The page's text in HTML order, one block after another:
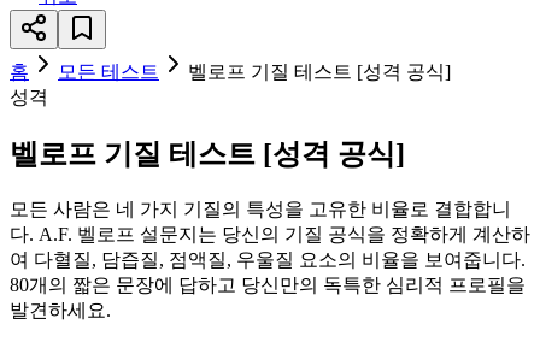
홈 모든 테스트
벨로프 기질 테스트 [성격 공식]
성격
벨로프 기질 테스트 [성격 공식]
모든 사람은 네 가지 기질의 특성을 고유한 비율로 결합합니
다. A.F. 벨로프 설문지는 당신의 기질 공식을 정확하게 계산하
여 다혈질, 담즙질, 점액질, 우울질 요소의 비율을 보여줍니다.
80개의 짧은 문장에 답하고 당신만의 독특한 심리적 프로필을
발견하세요.